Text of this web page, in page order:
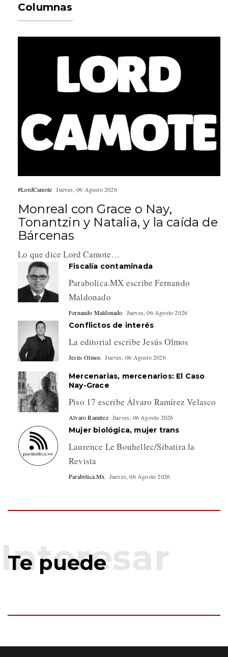
Columnas
#LordCamote Jueves, 06 Agosto 2026
Monreal con Grace o Nay,
Tonantzin y Natalia, y la caída de
Bárcenas
Lo que dice Lord Camote…
Fiscalía contaminada
Parabolica.MX escribe Fernando
Maldonado
Fernando Maldonado Jueves, 06 Agosto 2026
Conflictos de interés
La editorial escribe Jesús Olmos
Jesús Olmos Jueves, 06 Agosto 2026
Mercenarias, mercenarios: El Caso
Nay-Grace
Piso 17 escribe Álvaro Ramírez Velasco
Alvaro Ramírez Jueves, 06 Agosto 2026
Mujer biológica, mujer trans
Laurence Le Bouhellec/Sibatira la
Revista
Parabólica.Mx Jueves, 06 Agosto 2026
Te puede